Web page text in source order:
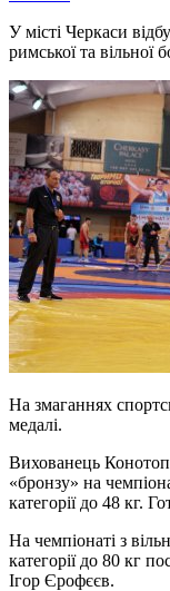
У місті Черкаси
римської та вільної
На змаганнях
медалі.
Вихованець
«бронзу» на
категорії до 48 кг.
На чемпіонаті з
категорії до 80 кг
Ігор Єрофєєв.